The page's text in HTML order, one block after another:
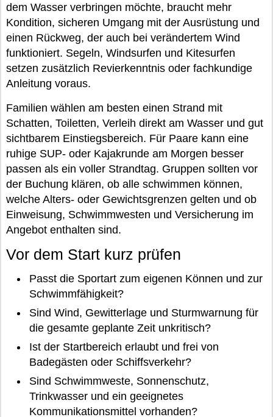
dem Wasser verbringen möchte, braucht mehr
Kondition, sicheren Umgang mit der Ausrüstung und
einen Rückweg, der auch bei verändertem Wind
funktioniert. Segeln, Windsurfen und Kitesurfen
setzen zusätzlich Revierkenntnis oder fachkundige
Anleitung voraus.
Familien wählen am besten einen Strand mit
Schatten, Toiletten, Verleih direkt am Wasser und gut
sichtbarem Einstiegsbereich. Für Paare kann eine
ruhige SUP- oder Kajakrunde am Morgen besser
passen als ein voller Strandtag. Gruppen sollten vor
der Buchung klären, ob alle schwimmen können,
welche Alters- oder Gewichtsgrenzen gelten und ob
Einweisung, Schwimmwesten und Versicherung im
Angebot enthalten sind.
Vor dem Start kurz prüfen
Passt die Sportart zum eigenen Können und zur
Schwimmfähigkeit?
Sind Wind, Gewitterlage und Sturmwarnung für
die gesamte geplante Zeit unkritisch?
Ist der Startbereich erlaubt und frei von
Badegästen oder Schiffsverkehr?
Sind Schwimmweste, Sonnenschutz,
Trinkwasser und ein geeignetes
Kommunikationsmittel vorhanden?